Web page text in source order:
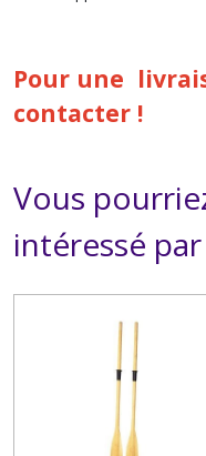
Pour une
contacter !
Vous
intéressé par